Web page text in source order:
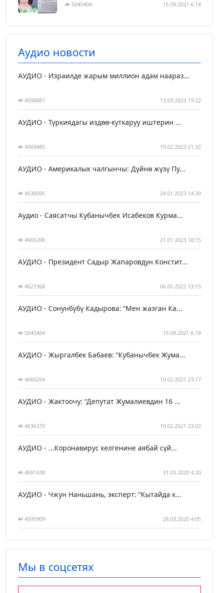
5045404 15.09.2021 6:18
Аудио новости
АУДИО - Израилде жарым миллион адам наараз...
4598887 13.03.2023 19:22
АУДИО - Түркиядагы издөө-куткаруу иштерин ...
4569485 19.02.2023 21:32
АУДИО - Америкалык чалгынчы: Дүйнө жүзү Пу...
4630095 24.01.2023 14:39
Аудио - Саясатчы Кубанычбек Исабеков Курма...
4665206 21.01.2023 18:15
АУДИО - Президент Садыр Жапаровдун Констит...
4627368 06.05.2022 13:15
АУДИО - Сонунбүбү Кадырова: “Мен жазган Ка...
5045404 15.09.2021 6:18
АУДИО - Жыргалбек Бабаев: “Кубанычбек Жума...
4666264 10.02.2021 23:17
АУДИО - Жактоочу: “Депутат Жумалиевдин 16 ...
4636370 10.02.2021 23:02
АУДИО - ...Коронавирус келгенине аябай сүй...
4691438 31.03.2020 4:20
АУДИО - Чжун Наньшань, эксперт: “Кытайда к...
4595909 28.03.2020 4:05
Мы в соцсетях